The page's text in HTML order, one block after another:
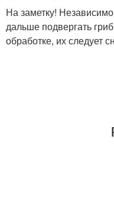
На заметку!
дальше подвергать
обработке, их следует